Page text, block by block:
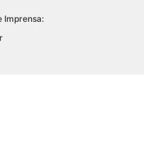
Imprensa: